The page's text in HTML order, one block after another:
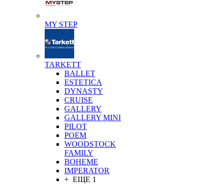
MY STEP
TARKETT
BALLET
ESTETICA
DYNASTY
CRUISE
GALLERY
GALLERY MINI
PILOT
POEM
WOODSTOCK
FAMILY
BOHEME
IMPERATOR
+ ЕЩЕ 1